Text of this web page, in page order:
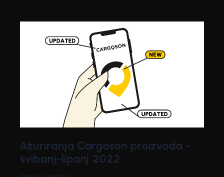
Ažuriranja Cargoson proizvoda -
svibanj-lipanj 2022